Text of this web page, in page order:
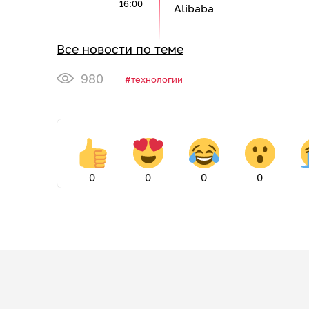
Alibaba
16:00
Все новости по теме
980
технологии
0 0 0 0